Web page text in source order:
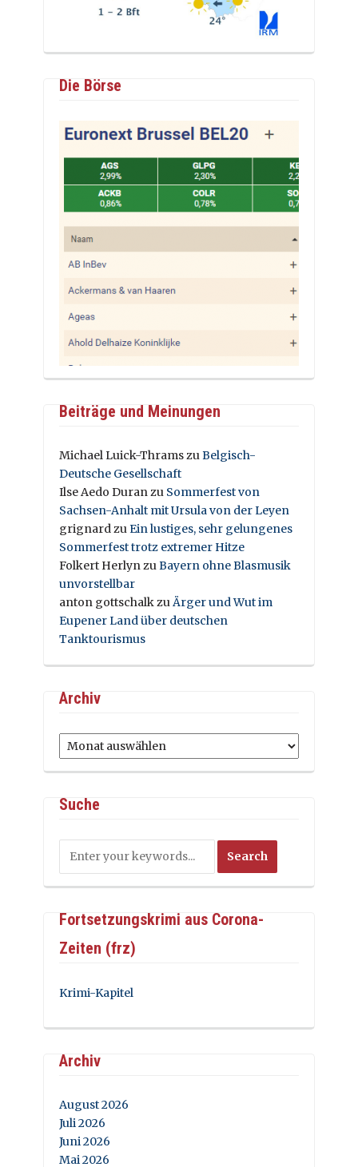
Die Börse
Beiträge und Meinungen
Michael Luick-Thrams zu Belgisch-
Deutsche Gesellschaft
Ilse Aedo Duran zu Sommerfest von
Sachsen-Anhalt mit Ursula von der Leyen
grignard zu Ein lustiges, sehr gelungenes
Sommerfest trotz extremer Hitze
Folkert Herlyn zu Bayern ohne Blasmusik
unvorstellbar
anton gottschalk zu Ärger und Wut im
Eupener Land über deutschen
Tanktourismus
Archiv
Archiv
Suche
Fortsetzungskrimi aus Corona-
Zeiten (frz)
Krimi-Kapitel
Archiv
August 2026
Juli 2026
Juni 2026
Mai 2026